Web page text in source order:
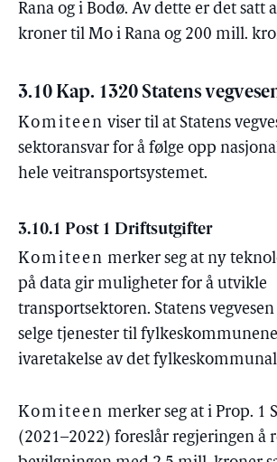
Rana og i Bodø. Av dette er det satt
kroner til Mo i Rana og 200 mill.
3.10 Kap. 1320 Statens
Komiteen viser til at Statens
sektoransvar for å følge opp
hele veitransportsystemet.
3.10.1 Post 1 Driftsutgifter
Komiteen merker seg at ny
på data gir muligheter for å utvikle
transportsektoren. Statens
selge tjenester til
ivaretakelse av det
Komiteen merker seg at i Prop. 1
(2021–2022) foreslår regjeringen å